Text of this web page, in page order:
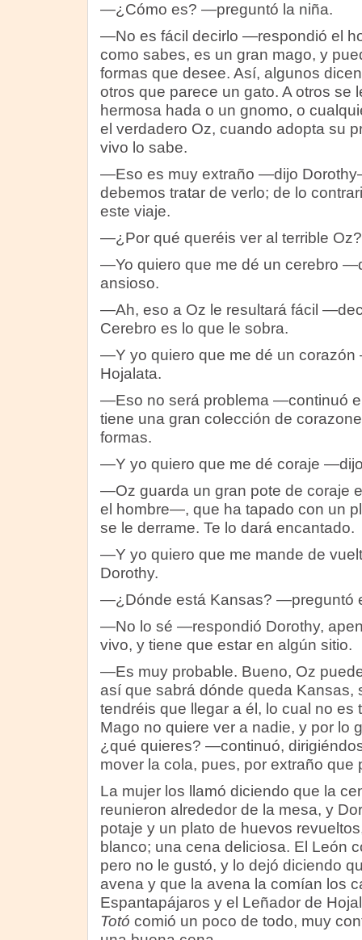
—¿Cómo es? —preguntó la niña.
—No es fácil decirlo —respondió el
como sabes, es un gran mago, y
formas que desee. Así, algunos
otros que parece un gato. A otros se
hermosa hada o un gnomo, o
el verdadero Oz, cuando adopta su
vivo lo sabe.
—Eso es muy extraño —dijo
debemos tratar de verlo; de lo
este viaje.
—¿Por qué queréis ver al terrible
—Yo quiero que me dé un cerebro
ansioso.
—Ah, eso a Oz le resultará fácil
Cerebro es lo que le sobra.
—Y yo quiero que me dé un
Hojalata.
—Eso no será problema —continuó
tiene una gran colección de
formas.
—Y yo quiero que me dé coraje
—Oz guarda un gran pote de coraje
el hombre—, que ha tapado con un
se le derrame. Te lo dará encantado.
—Y yo quiero que me mande de
Dorothy.
—¿Dónde está Kansas? —preguntó
—No lo sé —respondió Dorothy,
vivo, y tiene que estar en algún sitio.
—Es muy probable. Bueno, Oz
así que sabrá dónde queda Kansas,
tendréis que llegar a él, lo cual no es
Mago no quiere ver a nadie, y por lo
¿qué quieres? —continuó,
mover la cola, pues, por extraño que
La mujer los llamó diciendo que la
reunieron alrededor de la mesa, y
potaje y un plato de huevos
blanco; una cena deliciosa. El León
pero no le gustó, y lo dejó diciendo
avena y que la avena la comían los
Espantapájaros y el Leñador de
Totó comió un poco de todo, muy